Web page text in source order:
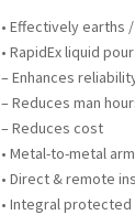
• Effectively earths
• RapidEx liquid
– Enhances
– Reduces man
– Reduces cost
• Metal-to-metal
• Direct & remote
• Integral